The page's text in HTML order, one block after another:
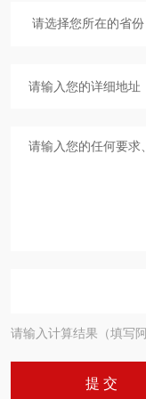
请输入计算结果（填写